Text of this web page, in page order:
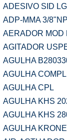
ADESIVO SID
ADP-MMA 3/
AERADOR MOD
AGITADOR
AGULHA
AGULHA
AGULHA CPL
AGULHA KHS
AGULHA KHS
AGULHA